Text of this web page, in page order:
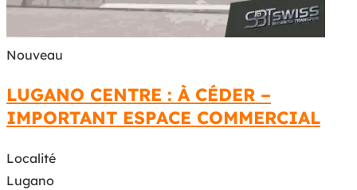
Nouveau
LUGANO CENTRE : À CÉDER –
IMPORTANT ESPACE COMMERCIAL
Localité
Lugano